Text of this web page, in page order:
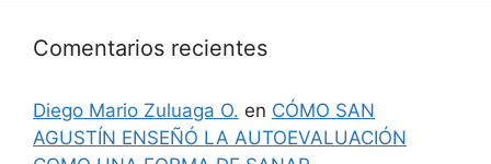
Comentarios recientes
Diego Mario Zuluaga O. en CÓMO SAN
AGUSTÍN ENSEÑÓ LA AUTOEVALUACIÓN